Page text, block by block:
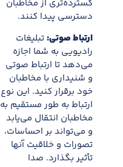
گسترده‌تری از مخاطبان
دسترسی پیدا کنند.
ارتباط صوتی:تبلیغات
رادیویی به شما اجازه
می‌دهد تا ارتباط صوتی
و شنیداری با مخاطبان
خود برقرار کنید. این نوع
ارتباط به طور مستقیم به
مخاطبان انتقال می‌یابد
و می‌تواند بر احساسات،
تصورات و خلاقیت آنها
تأثیر بگذارد. صدا